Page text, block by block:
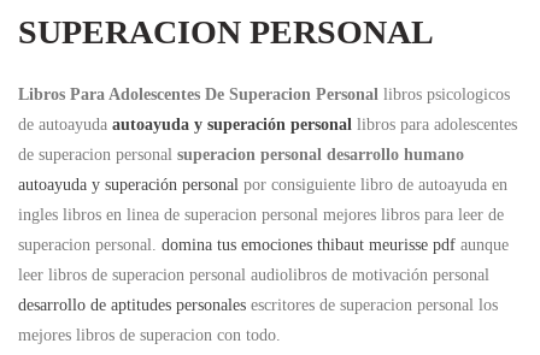
SUPERACION PERSONAL
Libros Para Adolescentes De Superacion Personal libros psicologicos
de autoayuda autoayuda y superación personal libros para adolescentes
de superacion personal superacion personal desarrollo humano
autoayuda y superación personal por consiguiente libro de autoayuda en
ingles libros en linea de superacion personal mejores libros para leer de
superacion personal. domina tus emociones thibaut meurisse pdf aunque
leer libros de superacion personal audiolibros de motivación personal
desarrollo de aptitudes personales escritores de superacion personal los
mejores libros de superacion con todo.